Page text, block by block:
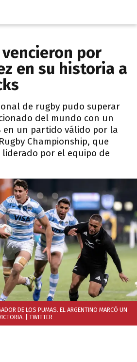
vencieron por
en su historia a
de rugby pudo superar
del mundo con un
en un partido válido por la
Championship, que
por el equipo de
DE LOS PUMAS. EL ARGENTINO MARCÓ UN
| TWITTER